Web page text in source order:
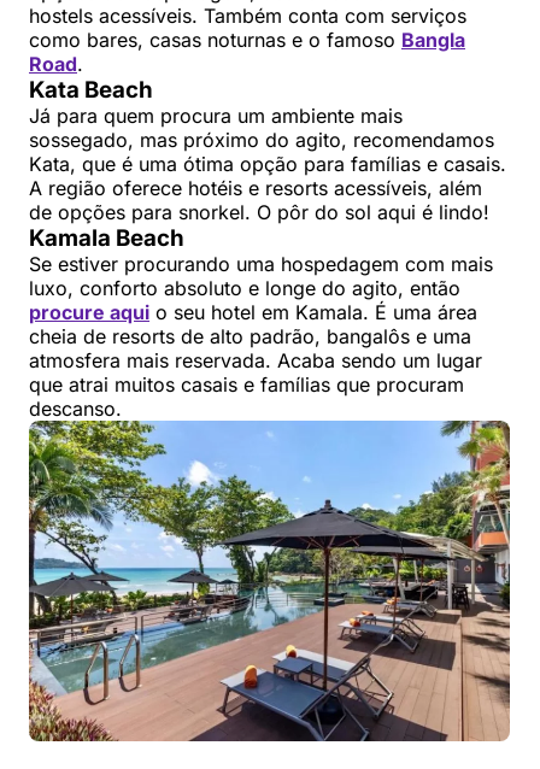
hostels acessíveis. Também conta com serviços
como bares, casas noturnas e o famoso Bangla
Road.
Kata Beach
Já para quem procura um ambiente mais
sossegado, mas próximo do agito, recomendamos
Kata, que é uma ótima opção para famílias e casais.
A região oferece hotéis e resorts acessíveis, além
de opções para snorkel. O pôr do sol aqui é lindo!
Kamala Beach
Se estiver procurando uma hospedagem com mais
luxo, conforto absoluto e longe do agito, então
procure aqui o seu hotel em Kamala. É uma área
cheia de resorts de alto padrão, bangalôs e uma
atmosfera mais reservada. Acaba sendo um lugar
que atrai muitos casais e famílias que procuram
descanso.